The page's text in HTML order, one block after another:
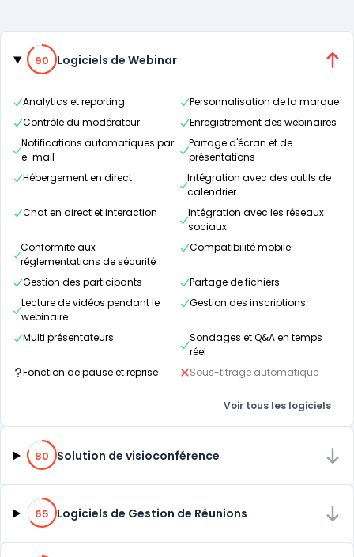
Catégories
90% de compatibilité
90 Logiciels de Webinar
Analytics et reporting
Personnalisation de la marque
Contrôle du modérateur
Enregistrement des webinaires
Notifications automatiques par
e-mail
Partage d'écran et de
présentations
Hébergement en direct
Intégration avec des outils de
calendrier
Chat en direct et interaction
Intégration avec les réseaux
sociaux
Conformité aux
réglementations de sécurité
Compatibilité mobile
Gestion des participants
Partage de fichiers
Lecture de vidéos pendant le
webinaire
Gestion des inscriptions
Multi présentateurs
Sondages et Q&A en temps
réel
Fonction de pause et reprise
Sous-titrage automatique
Voir tous les logiciels
80% de compatibilité
80 Solution de visioconférence
65% de compatibilité
65 Logiciels de Gestion de Réunions